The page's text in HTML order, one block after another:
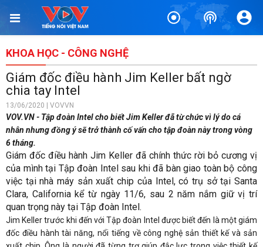
KHOA HỌC - CÔNG NGHỆ
Giám đốc điều hành Jim Keller bất ngờ
chia tay Intel
13/06/2020 | VOVVN
VOV.VN - Tập đoàn Intel cho biết Jim Keller đã từ chức vì lý do cá
nhân nhưng đồng ý sẽ trở thành cố vấn cho tập đoàn này trong vòng
6 tháng.
Giám đốc điều hành Jim Keller đã chính thức rời bỏ cương vị
của mình tại Tập đoàn Intel sau khi đã bàn giao toàn bộ công
việc tại nhà máy sản xuất chip của Intel, có trụ sở tại Santa
Clara, California kể từ ngày 11/6, sau 2 năm nắm giữ vị trí
quan trọng này tại Tập đoàn Intel.
Jim Keller trước khi đến với Tập đoàn Intel được biết đến là một giám
đốc điều hành tài năng, nổi tiếng về công nghệ sản thiết kế và sản